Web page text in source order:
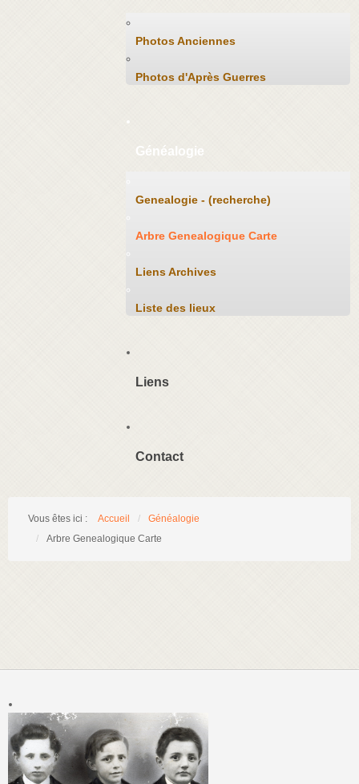
Photos Anciennes
Photos d'Après Guerres
Généalogie
Genealogie - (recherche)
Arbre Genealogique Carte
Liens Archives
Liste des lieux
Liens
Contact
Vous êtes ici : Accueil /
Généalogie
/
Arbre Genealogique Carte